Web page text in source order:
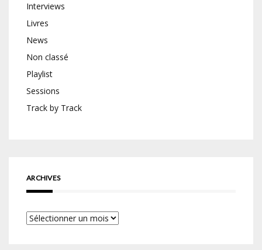
Interviews
Livres
News
Non classé
Playlist
Sessions
Track by Track
ARCHIVES
Archives